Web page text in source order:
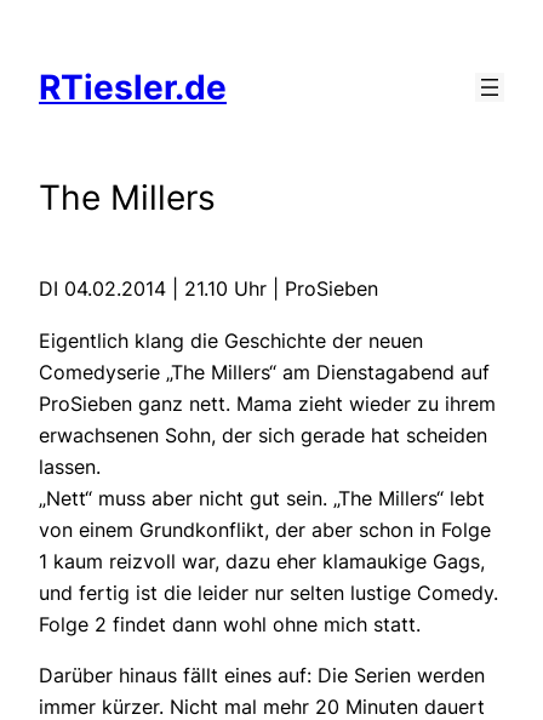
springen
RTiesler.de
The Millers
DI 04.02.2014 | 21.10 Uhr | ProSieben
Eigentlich klang die Geschichte der neuen
Comedyserie „The Millers“ am Dienstagabend auf
ProSieben ganz nett. Mama zieht wieder zu ihrem
erwachsenen Sohn, der sich gerade hat scheiden
lassen.
„Nett“ muss aber nicht gut sein. „The Millers“ lebt
von einem Grundkonflikt, der aber schon in Folge
1 kaum reizvoll war, dazu eher klamaukige Gags,
und fertig ist die leider nur selten lustige Comedy.
Folge 2 findet dann wohl ohne mich statt.
Darüber hinaus fällt eines auf: Die Serien werden
immer kürzer. Nicht mal mehr 20 Minuten dauert